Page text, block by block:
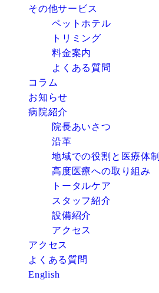
その他サービス
ペットホテル
トリミング
料金案内
よくある質問
コラム
お知らせ
病院紹介
院長あいさつ
沿革
地域での役割と医療体制
高度医療への取り組み
トータルケア
スタッフ紹介
設備紹介
アクセス
アクセス
よくある質問
English